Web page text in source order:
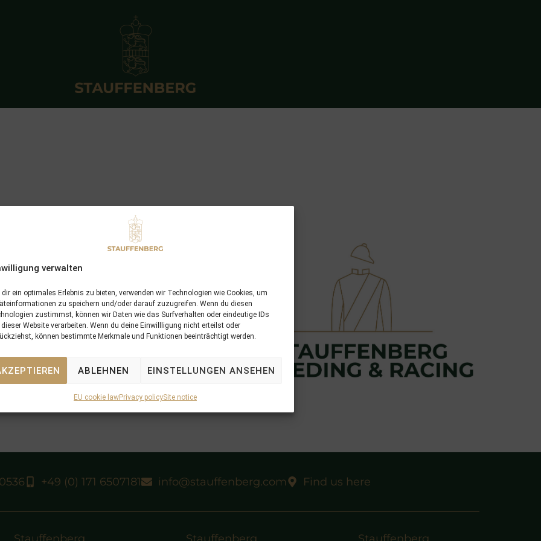
verwalten
dir ein optimales Erlebnis zu bieten, verwenden wir Technologien wie Cookies, um
zu speichern und/oder darauf zuzugreifen. Wenn du diesen
zustimmst, können wir Daten wie das Surfverhalten oder eindeutige IDs
Website verarbeiten. Wenn du deine Einwillligung nicht erteilst oder
können bestimmte Merkmale und Funktionen beeinträchtigt werden.
ABLEHNEN EINSTELLUNGEN ANSEHEN
EU cookie lawPrivacy policySite notice
+49 (0) 171 6507181 info@stauffenberg.com Find us here